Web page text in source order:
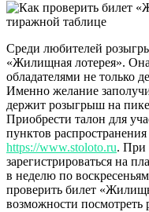
Среди любителей
«Жилищная лотерея».
обладателями не только
Именно желание
держит розыгрыш на
Приобрести талон для
пунктов
https://www.stoloto.ru. При
зарегистрироваться на
в неделю по
проверить билет
возможности